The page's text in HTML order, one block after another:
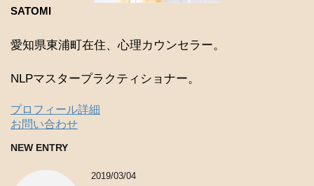
SATOMI
愛知県東浦町在住、心理カウンセラー。
NLPマスタープラクティショナー。
プロフィール詳細
お問い合わせ
NEW ENTRY
2019/03/04